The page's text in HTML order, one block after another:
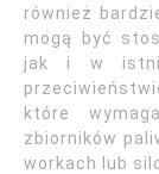
również
mogą być
jak i w
które
zbiorników
workach lub